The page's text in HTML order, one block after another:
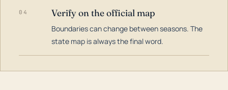
04 Verify on the official map
Boundaries can change between seasons. The
state map is always the final word.